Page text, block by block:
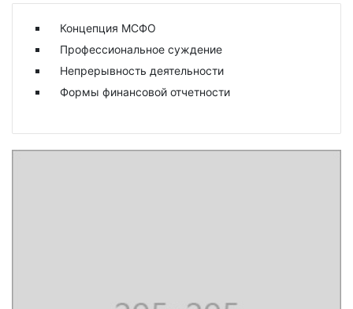
Концепция МСФО
Профессиональное суждение
Непрерывность деятельности
Формы финансовой отчетности